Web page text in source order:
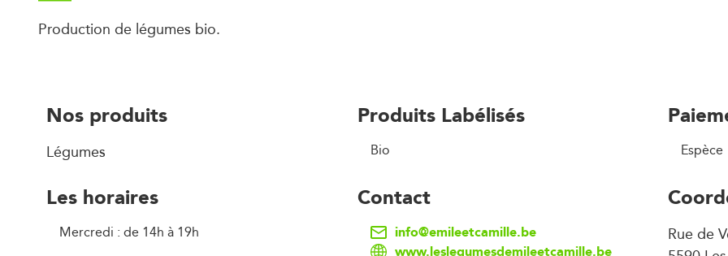
Production de légumes bio.
Nos produits
Légumes
Produits Labélisés
Bio Espèce
Les horaires
Mercredi : de 14h à 19h
Contact
info@emileetcamille.be
Rue de